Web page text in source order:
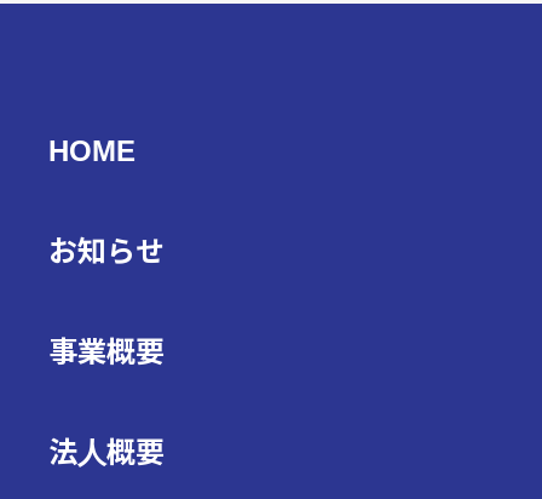
HOME
お知らせ
事業概要
法人概要